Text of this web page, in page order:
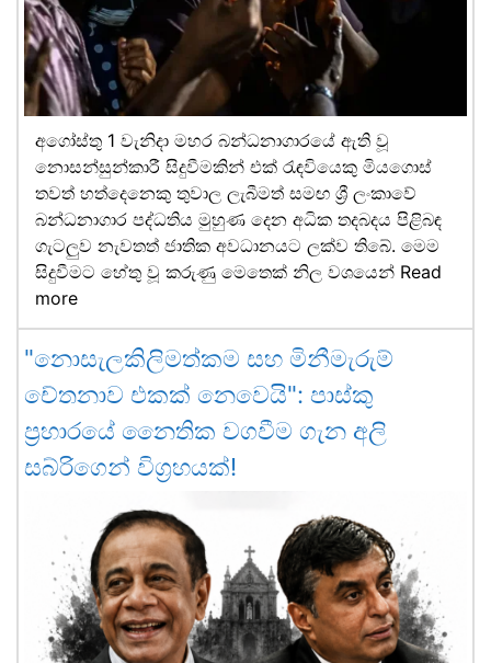
අගෝස්තු 1 වැනිදා මහර බන්ධනාගාරයේ ඇති වූ
නොසන්සුන්කාරී සිදුවීමකින් එක් රැඳවියෙකු මියගොස්
තවත් හත්දෙනෙකු තුවාල ලැබීමත් සමඟ ශ්‍රී ලංකාවේ
බන්ධනාගාර පද්ධතිය මුහුණ දෙන අධික තදබදය පිළිබඳ
ගැටලුව නැවතත් ජාතික අවධානයට ලක්ව තිබේ. මෙම
සිදුවීමට හේතු වූ කරුණු මෙතෙක් නිල වශයෙන් Read
more
"නොසැලකිලිමත්කම සහ මිනීමැරුම්
චේතනාව එකක් නෙවෙයි": පාස්කු
ප්‍රහාරයේ නෛතික වගවීම ගැන අලි
සබ්රිගෙන් විග්‍රහයක්!